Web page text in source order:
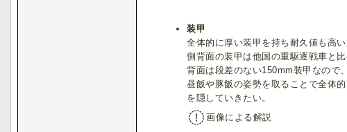
装甲
全体的に厚い装甲を持ち耐久値も高
側背面の装甲は他国の重駆逐戦車と
背面は段差のない150mm装甲なので
昼飯や豚飯の姿勢を取ることで全体
を隠していきたい。
画像による解説